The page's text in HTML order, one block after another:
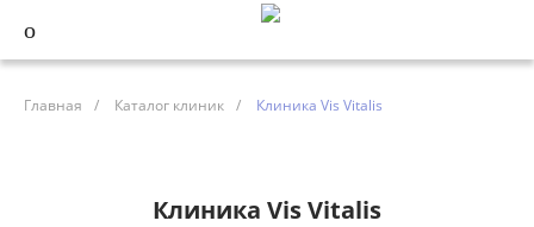
Главная / Каталог клиник / Клиника Vis Vitalis
Клиника Vis Vitalis